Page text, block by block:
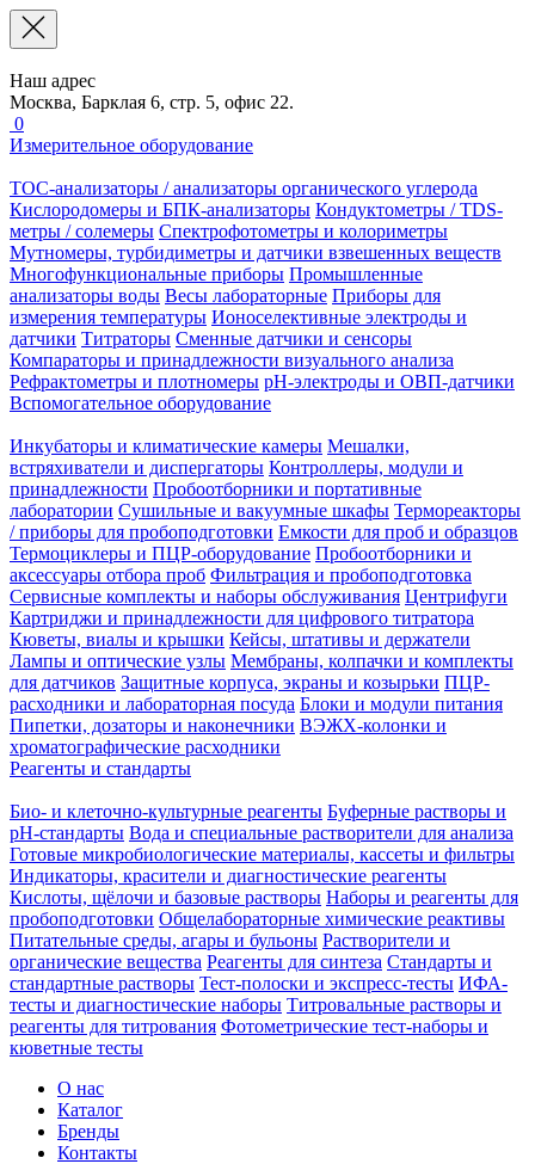
Наш адрес
Москва, Барклая 6, стр. 5, офис 22.
0
Измерительное оборудование
TOC-анализаторы / анализаторы органического углерода
Кислородомеры и БПК-анализаторы Кондуктометры / TDS-
метры / солемеры Спектрофотометры и колориметры
Мутномеры, турбидиметры и датчики взвешенных веществ
Многофункциональные приборы Промышленные
анализаторы воды Весы лабораторные Приборы для
измерения температуры Ионоселективные электроды и
датчики Титраторы Сменные датчики и сенсоры
Компараторы и принадлежности визуального анализа
Рефрактометры и плотномеры pH-электроды и ОВП-датчики
Вспомогательное оборудование
Инкубаторы и климатические камеры Мешалки,
встряхиватели и диспергаторы Контроллеры, модули и
принадлежности Пробоотборники и портативные
лаборатории Сушильные и вакуумные шкафы Термореакторы
/ приборы для пробоподготовки Емкости для проб и образцов
Термоциклеры и ПЦР-оборудование Пробоотборники и
аксессуары отбора проб Фильтрация и пробоподготовка
Сервисные комплекты и наборы обслуживания Центрифуги
Картриджи и принадлежности для цифрового титратора
Кюветы, виалы и крышки Кейсы, штативы и держатели
Лампы и оптические узлы Мембраны, колпачки и комплекты
для датчиков Защитные корпуса, экраны и козырьки ПЦР-
расходники и лабораторная посуда Блоки и модули питания
Пипетки, дозаторы и наконечники ВЭЖХ-колонки и
хроматографические расходники
Реагенты и стандарты
Био- и клеточно-культурные реагенты Буферные растворы и
pH-стандарты Вода и специальные растворители для анализа
Готовые микробиологические материалы, кассеты и фильтры
Индикаторы, красители и диагностические реагенты
Кислоты, щёлочи и базовые растворы Наборы и реагенты для
пробоподготовки Общелабораторные химические реактивы
Питательные среды, агары и бульоны Растворители и
органические вещества Реагенты для синтеза Стандарты и
стандартные растворы Тест-полоски и экспресс-тесты ИФА-
тесты и диагностические наборы Титровальные растворы и
реагенты для титрования Фотометрические тест-наборы и
кюветные тесты
О нас
Каталог
Бренды
Контакты